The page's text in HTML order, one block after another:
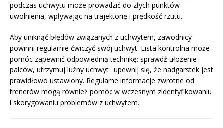
podczas uchwytu może prowadzić do złych punktów
uwolnienia, wpływając na trajektorię i prędkość rzutu.
Aby uniknąć błędów związanych z uchwytem, zawodnicy
powinni regularnie ćwiczyć swój uchwyt. Lista kontrolna może
pomóc zapewnić odpowiednią technikę: sprawdź ułożenie
palców, utrzymuj luźny uchwyt i upewnij się, że nadgarstek jest
prawidłowo ustawiony. Regularne informacje zwrotne od
trenerów mogą również pomóc w wczesnym zidentyfikowaniu
i skorygowaniu problemów z uchwytem.